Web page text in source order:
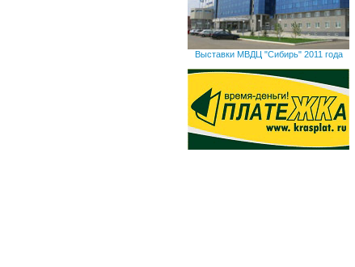
Выставки МВДЦ "Сибирь" 2011 года